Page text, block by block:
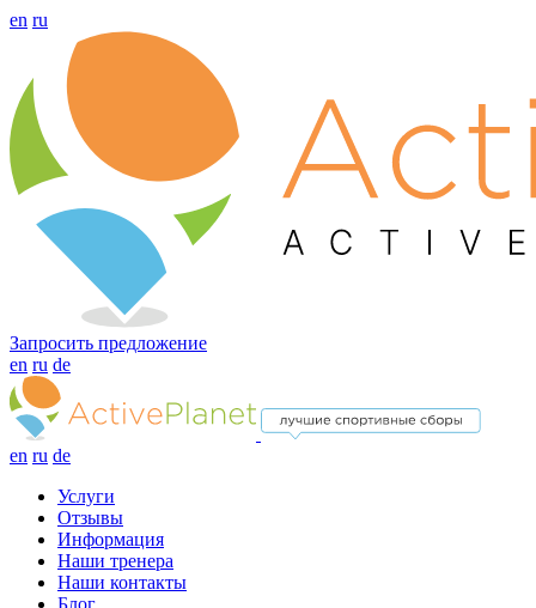
en ru
Запросить предложение
en ru de
en ru de
Услуги
Отзывы
Информация
Наши тренера
Наши контакты
Блог